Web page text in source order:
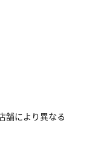
舗により異なる